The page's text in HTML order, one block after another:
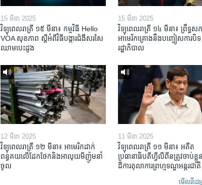
15 មីនា 2025
វិទ្យុពេលរាត្រី ១៥ មីនា៖ កម្មវិធី ​Hello
VOA សុខភាព ស្ដី​អំពី​វិធី​បង្ការ​ជំងឺ​សរសៃ​
ឈាម​បេះដូង
15 មីនា 2025
វិទ្យុពេលរាត្រី ១៤ មីនា៖ ព្រឹទ្ធស
អាមេរិកគ្រោងនឹងបញ្ចៀសការបិទ
រដ្ឋាភិបាល
12 មីនា 2025
វិទ្យុពេលរាត្រី ១២ មីនា៖ អាមេរិក​ដាក់​
ពន្ធគយ​លើ​ដែកថែក​និង​អាលុយ​មីញ៉ូម​នាំ
ចូល
11 មីនា 2025
វិទ្យុពេលរាត្រី ១១ មីនា៖ អតីត​
ប្រធានាធិបតីហ្វីលីពីន​ត្រូវ​ចាប់ខ្លួ
ដីការ​តុលាការ​ព្រហ្មទណ្ឌ​អន្តរជាតិ
មើល​វីដ